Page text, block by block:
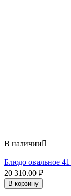
В наличии
Блюдо овальное
20 310.00 ₽
В корзину